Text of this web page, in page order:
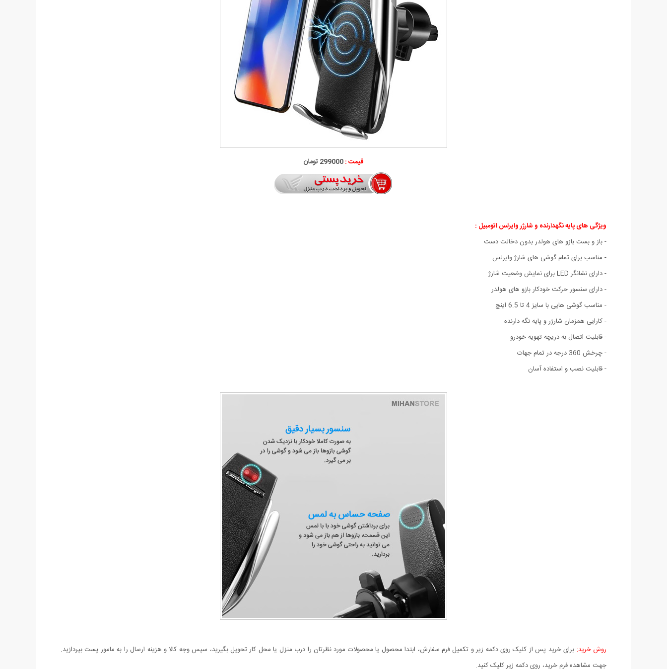
قیمت :299000 تومان
ویژگی های پایه نگهدارنده و شارژر وایرلس اتومبیل :
- باز و بست بازو های هولدر بدون دخالت دست
- مناسب برای تمام گوشی های شارژ وایرلس
- دارای نشانگر LED برای نمایش وضعیت شارژ
- دارای سنسور حرکت خودکار بازو های هولدر
- مناسب گوشی هایی با سایز 4 تا 6.5 اینچ
- کارایی همزمان شارژر و پایه نگه دارنده
- قابلیت اتصال به دریچه تهویه خودرو
- چرخش 360 درجه در تمام جهات
- قابلیت نصب و استفاده آسان
روش خرید: برای خرید پس از کلیک روی دکمه زیر و تکمیل فرم سفارش، ابتدا محصول یا محصولات مورد نظرتان را درب منزل یا محل کار تحویل بگیرید، سپس وجه کالا و هزینه ارسال را به مامور پست بپردازید.
جهت مشاهده فرم خرید، روی دکمه زیر کلیک کنید.